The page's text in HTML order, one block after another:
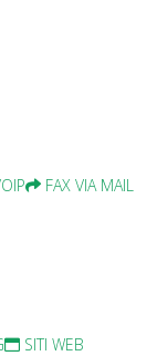
FAX VIA MAIL
SITI WEB